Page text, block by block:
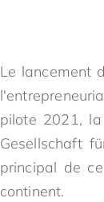
Le lancement
pilote 2021,
Gesellschaft
principal de
continent.